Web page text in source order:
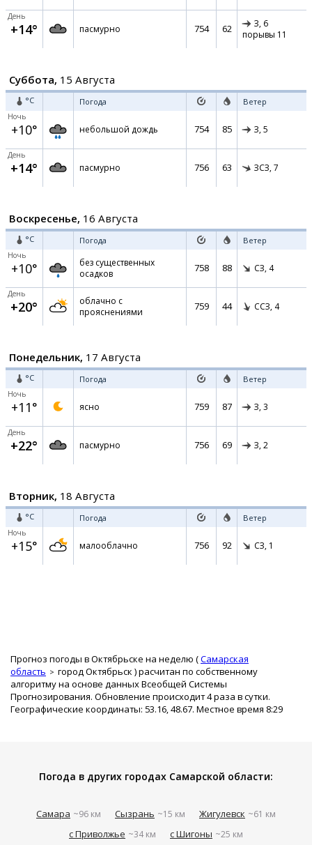
День
+14° пасмурно 754 62 З, 6
порывы 11
Суббота, 15 Августа
°C Погода Ветер
Ночь
+10° небольшой дождь 754 85 З, 5
День
+14° пасмурно 756 63 ЗСЗ, 7
Воскресенье, 16 Августа
°C Погода Ветер
Ночь
+10°
без существенных
осадков
758 88 СЗ, 4
День
+20°
облачно с
прояснениями
759 44 ССЗ, 4
Понедельник, 17 Августа
°C Погода Ветер
Ночь
+11° ясно 759 87 З, 3
День
+22° пасмурно 756 69 З, 2
Вторник, 18 Августа
°C Погода Ветер
Ночь
+15° малооблачно 756 92 СЗ, 1
Прогноз погоды в Октябрьске на неделю (Самарская
область
город Октябрьск ) расчитан по собственному
алгоритму на основе данных Всеобщей Системы
Прогнозирования. Обновление происходит 4 раза в сутки.
Географические координаты: 53.16, 48.67. Местное время 8:29
Погода в других городах Самарской области:
Самара ~96 км Сызрань ~15 км Жигулевск ~61 км
с Приволжье ~34 км с Шигоны ~25 км